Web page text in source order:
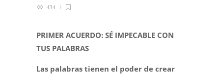
434
PRIMER ACUERDO: SÉ IMPECABLE CON
TUS PALABRAS
Las palabras tienen el poder de crear